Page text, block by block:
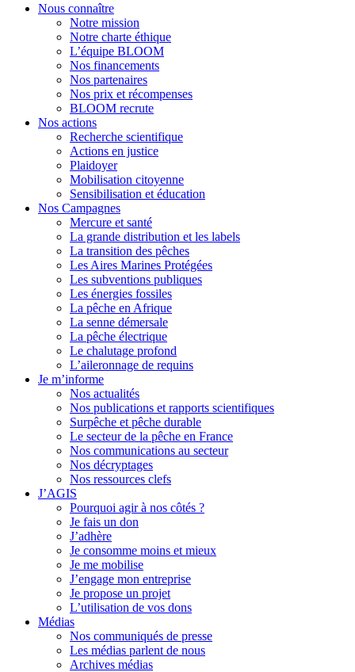
Nous connaître
Notre mission
Notre charte éthique
L’équipe BLOOM
Nos financements
Nos partenaires
Nos prix et récompenses
BLOOM recrute
Nos actions
Recherche scientifique
Actions en justice
Plaidoyer
Mobilisation citoyenne
Sensibilisation et éducation
Nos Campagnes
Mercure et santé
La grande distribution et les labels
La transition des pêches
Les Aires Marines Protégées
Les subventions publiques
Les énergies fossiles
La pêche en Afrique
La senne démersale
La pêche électrique
Le chalutage profond
L’aileronnage de requins
Je m’informe
Nos actualités
Nos publications et rapports scientifiques
Surpêche et pêche durable
Le secteur de la pêche en France
Nos communications au secteur
Nos décryptages
Nos ressources clefs
J’AGIS
Pourquoi agir à nos côtés ?
Je fais un don
J’adhère
Je consomme moins et mieux
Je me mobilise
J’engage mon entreprise
Je propose un projet
L’utilisation de vos dons
Médias
Nos communiqués de presse
Les médias parlent de nous
Archives médias